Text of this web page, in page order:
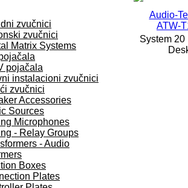
zvučnici
zvučnici
Matrix Systems
pojačala
instalacioni zvučnici
zvučnici
Accessories
Sources
Microphones
- Relay Groups
- Audio
Boxes
Plates
Audio-
ATW-
System 20